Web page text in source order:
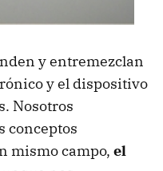
y entremezclan
y el dispositivo
Nosotros
conceptos
mismo campo, el